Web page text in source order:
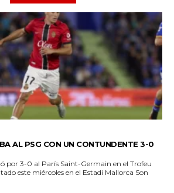
AL PSG CON UN CONTUNDENTE 3-0
por 3-0 al París Saint-Germain en el Trofeu
este miércoles en el Estadi Mallorca Son